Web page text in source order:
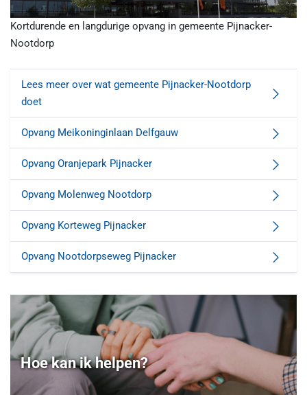
Kortdurende en langdurige opvang in gemeente Pijnacker-
Nootdorp
Lees meer over wat gemeente Pijnacker-Nootdorp
doet
Opvang Meikoninginlaan Delfgauw
Opvang Oranjepark Pijnacker
Opvang Molenweg Nootdorp
Opvang Korteweg Pijnacker
Opvang Nootdorpseweg Pijnacker
Hoe kan ik helpen?